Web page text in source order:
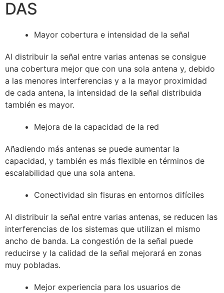
DAS
Mayor cobertura e intensidad de la señal
Al distribuir la señal entre varias antenas se consigue
una cobertura mejor que con una sola antena y, debido
a las menores interferencias y a la mayor proximidad
de cada antena, la intensidad de la señal distribuida
también es mayor.
Mejora de la capacidad de la red
Añadiendo más antenas se puede aumentar la
capacidad, y también es más flexible en términos de
escalabilidad que una sola antena.
Conectividad sin fisuras en entornos difíciles
Al distribuir la señal entre varias antenas, se reducen las
interferencias de los sistemas que utilizan el mismo
ancho de banda. La congestión de la señal puede
reducirse y la calidad de la señal mejorará en zonas
muy pobladas.
Mejor experiencia para los usuarios de